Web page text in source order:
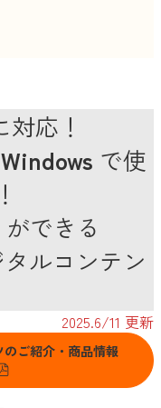
応！
で使
ができる
ルコンテン
2025.6/11 更新
ご紹介・商品情報